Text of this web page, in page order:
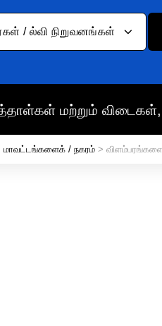
ஆசிரியர்கள் / ல்வி நிறுவனங்கள்
மற்றும் விடைகள்,
மாவட்டங்களைக் / நகரம் >